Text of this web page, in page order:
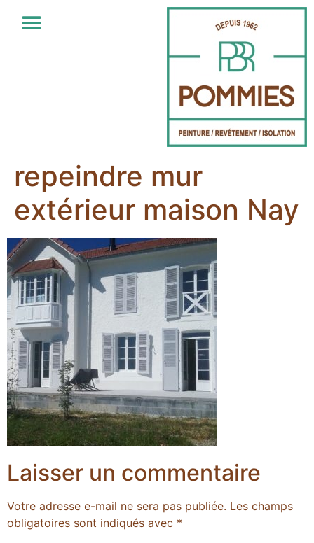
repeindre mur
extérieur maison Nay
Laisser un commentaire
Votre adresse e-mail ne sera pas publiée. Les champs
obligatoires sont indiqués avec *